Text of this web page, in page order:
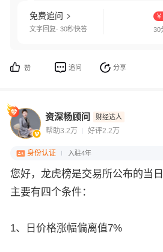
免费追问
文字回复· 30秒快答
￥
30
赞 追问 分享
资深杨顾问 财经达人
帮助3.2万 好评2.2万
身份认证 入驻4年
您好，龙虎榜是交易所公布的当
主要有四个条件：
1、日价格涨幅偏离值7%